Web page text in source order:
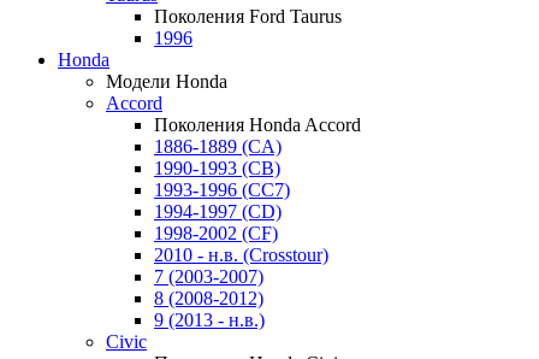
Поколения Ford Taurus
1996
Honda
Модели Honda
Accord
Поколения Honda Accord
1886-1889 (CA)
1990-1993 (CB)
1993-1996 (CC7)
1994-1997 (CD)
1998-2002 (CF)
2010 - н.в. (Crosstour)
7 (2003-2007)
8 (2008-2012)
9 (2013 - н.в.)
Civic